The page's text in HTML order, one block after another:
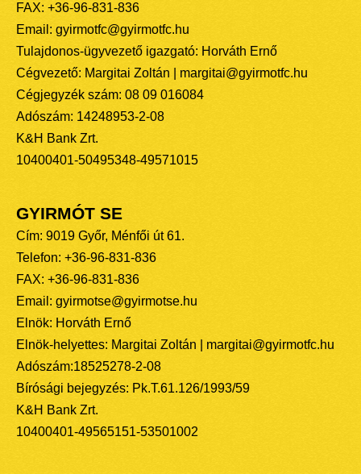
FAX: +36-96-831-836
Email: gyirmotfc@gyirmotfc.hu
Tulajdonos-ügyvezető igazgató: Horváth Ernő
Cégvezető: Margitai Zoltán | margitai@gyirmotfc.hu
Cégjegyzék szám: 08 09 016084
Adószám: 14248953-2-08
K&H Bank Zrt.
10400401-50495348-49571015
GYIRMÓT SE
Cím: 9019 Győr, Ménfői út 61.
Telefon: +36-96-831-836
FAX: +36-96-831-836
Email: gyirmotse@gyirmotse.hu
Elnök: Horváth Ernő
Elnök-helyettes: Margitai Zoltán | margitai@gyirmotfc.hu
Adószám:18525278-2-08
Bírósági bejegyzés: Pk.T.61.126/1993/59
K&H Bank Zrt.
10400401-49565151-53501002